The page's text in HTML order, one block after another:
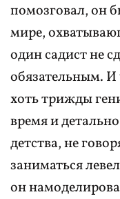
помозговал, он
мире,
один садист не
обязательным.
хоть трижды
время и
детства, не
заниматься
он